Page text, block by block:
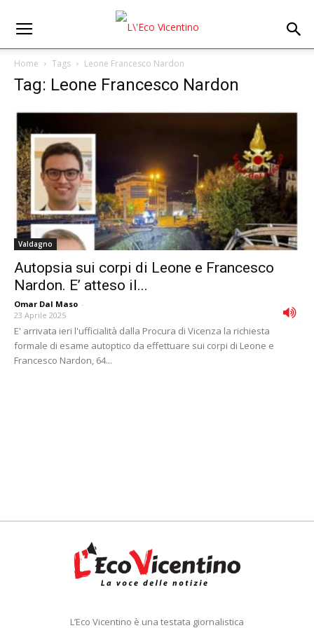
Home Tags Leone Francesco Nardon
Tag: Leone Francesco Nardon
Valdagno
Autopsia sui corpi di Leone e Francesco
Nardon. E’ atteso il...
Omar Dal Maso -
23 Aprile 2025
E' arrivata ieri l'ufficialità dalla Procura di Vicenza la richiesta
formale di esame autoptico da effettuare sui corpi di Leone e
Francesco Nardon, 64...
L’Eco Vicentino è una testata giornalistica